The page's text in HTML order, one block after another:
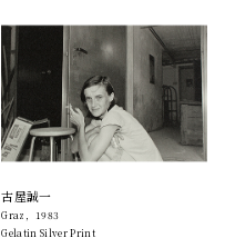
古屋誠一
Graz，1983
Gelatin Silver Print